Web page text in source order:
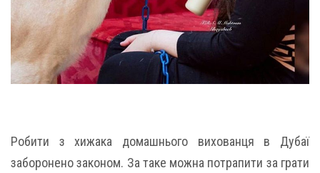
Робити з хижака домашнього вихованця в Дубаї
заборонено законом. За таке можна потрапити за грати